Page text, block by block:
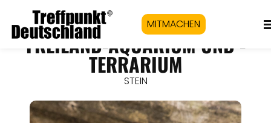
MITMACHEN
FREILAND-AQUARIUM UND -
TERRARIUM
STEIN